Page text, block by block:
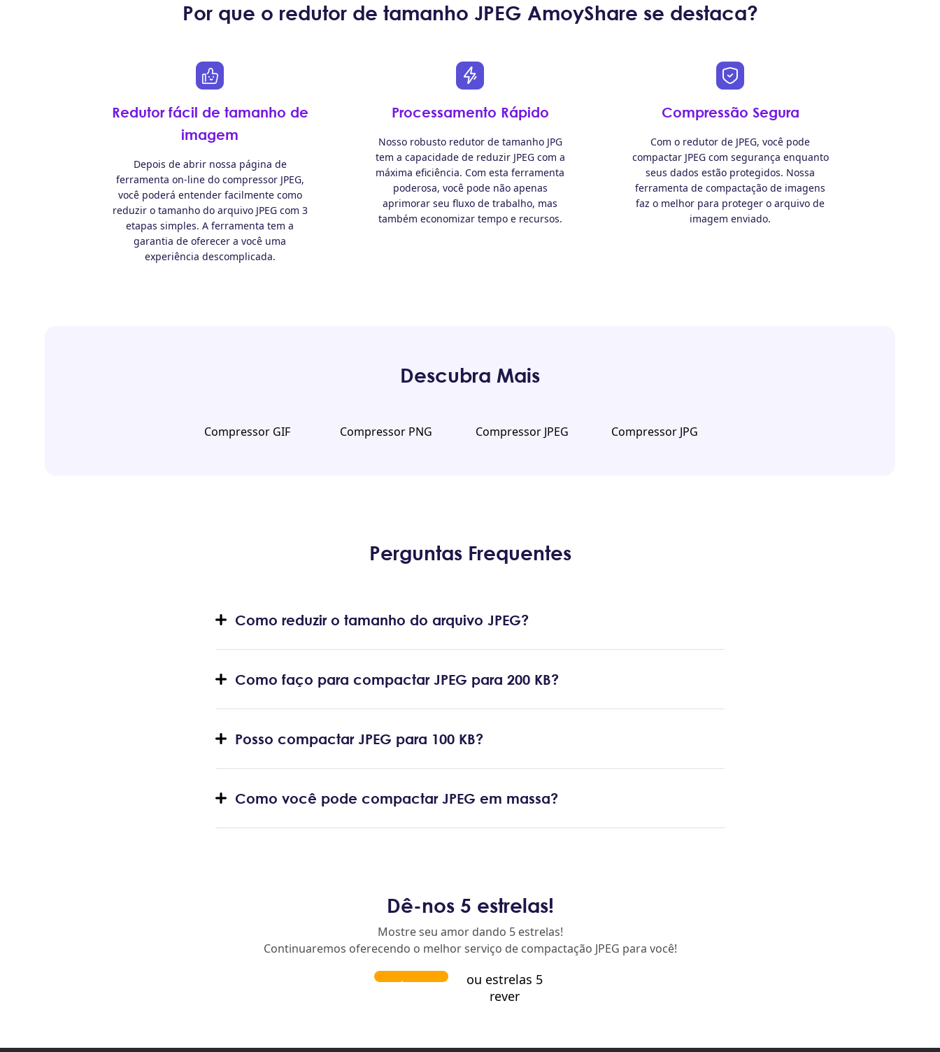
Por que o redutor de tamanho JPEG AmoyShare se destaca?
Redutor fácil de tamanho de
imagem
Depois de abrir nossa página de
ferramenta on-line do compressor JPEG,
você poderá entender facilmente como
reduzir o tamanho do arquivo JPEG com 3
etapas simples. A ferramenta tem a
garantia de oferecer a você uma
experiência descomplicada.
Processamento Rápido
Nosso robusto redutor de tamanho JPG
tem a capacidade de reduzir JPEG com a
máxima eficiência. Com esta ferramenta
poderosa, você pode não apenas
aprimorar seu fluxo de trabalho, mas
também economizar tempo e recursos.
Compressão Segura
Com o redutor de JPEG, você pode
compactar JPEG com segurança enquanto
seus dados estão protegidos. Nossa
ferramenta de compactação de imagens
faz o melhor para proteger o arquivo de
imagem enviado.
Descubra Mais
Compressor GIF Compressor PNG Compressor JPEG Compressor JPG
Perguntas Frequentes
Como reduzir o tamanho do arquivo JPEG?
Como faço para compactar JPEG para 200 KB?
Posso compactar JPEG para 100 KB?
Como você pode compactar JPEG em massa?
Dê-nos 5 estrelas!
Mostre seu amor dando 5 estrelas!
Continuaremos oferecendo o melhor serviço de compactação JPEG para você!
ou estrelas 5
rever